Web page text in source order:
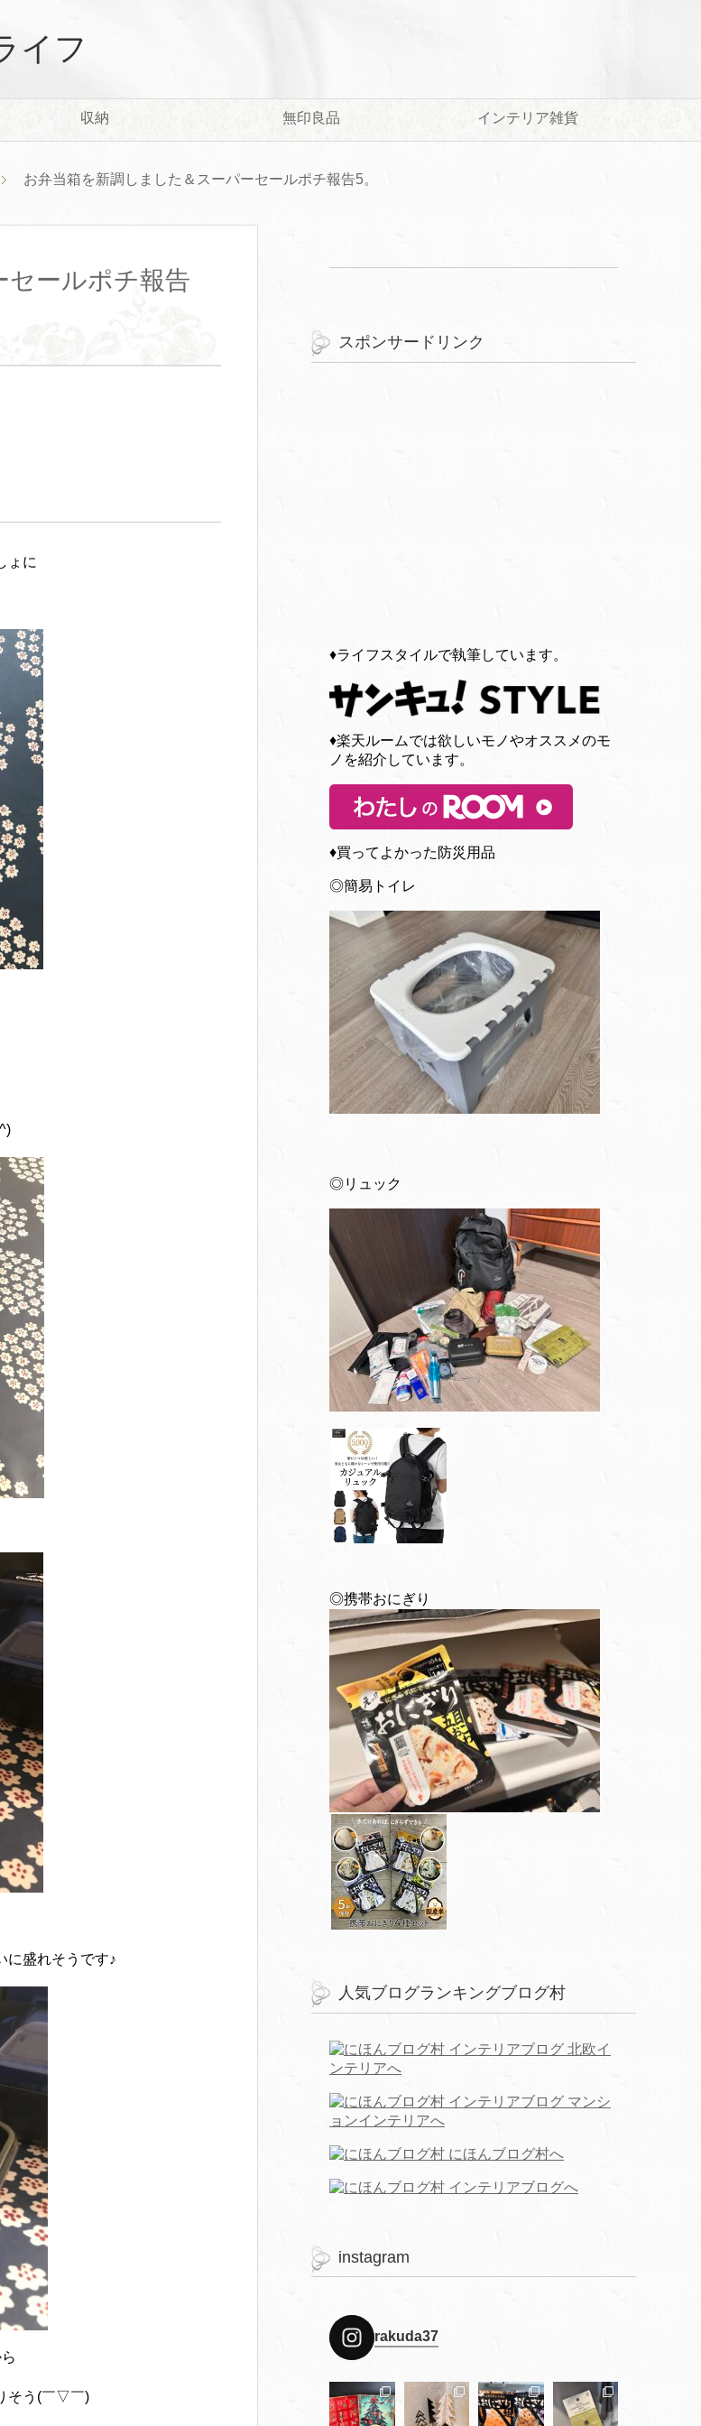
イフ
収納 無印良品 インテリア雑貨
お弁当箱を新調しました＆スーパーセールポチ報告5。
セールポチ報告
ょに
に盛れそうです♪
そう(￣▽￣)
スポンサードリンク
♦︎ライフスタイルで執筆しています。
♦︎楽天ルームでは欲しいモノやオススメのモ
ノを紹介しています。
♦︎買ってよかった防災用品
◎簡易トイレ
◎リュック
◎携帯おにぎり
人気ブログランキングブログ村
instagram
rakuda37